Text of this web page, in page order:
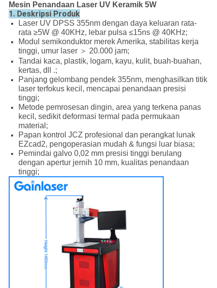
Mesin Penandaan Laser UV Keramik 5W
1. Deskripsi Produk
Laser UV DPSS 355nm dengan daya keluaran rata-
rata ≥5W @ 40KHz, lebar pulsa ≤15ns @ 40KHz;
Modul semikonduktor merek Amerika, stabilitas kerja
tinggi, umur laser ＞ 20.000 jam;
Tandai kaca, plastik, logam, kayu, kulit, buah-buahan,
kertas, dll .;
Panjang gelombang pendek 355nm, menghasilkan titik
laser terfokus kecil, mencapai penandaan presisi
tinggi;
Metode pemrosesan dingin, area yang terkena panas
kecil, sedikit deformasi termal pada permukaan
material;
Papan kontrol JCZ profesional dan perangkat lunak
EZcad2, pengoperasian mudah & fungsi luar biasa;
Pemindai galvo 0,02 mm presisi tinggi berulang
dengan apertur jernih 10 mm, kualitas penandaan
tinggi;